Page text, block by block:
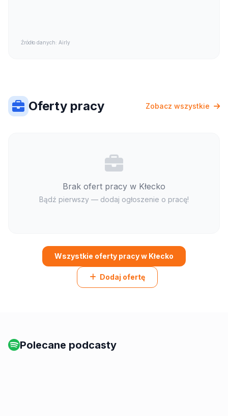
Źródło danych: Airly
Oferty pracy Zobacz wszystkie
Brak ofert pracy w Kłecko
Bądź pierwszy — dodaj ogłoszenie o pracę!
Wszystkie oferty pracy w Kłecko
Dodaj ofertę
Polecane podcasty